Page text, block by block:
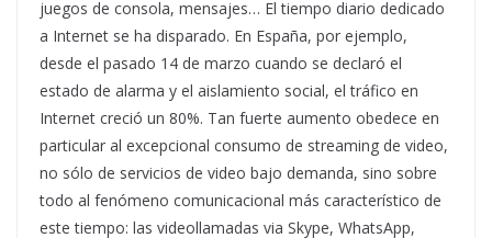
juegos de consola, mensajes… El tiempo diario dedicado
a Internet se ha disparado. En España, por ejemplo,
desde el pasado 14 de marzo cuando se declaró el
estado de alarma y el aislamiento social, el tráfico en
Internet creció un 80%. Tan fuerte aumento obedece en
particular al excepcional consumo de streaming de video,
no sólo de servicios de video bajo demanda, sino sobre
todo al fenómeno comunicacional más característico de
este tiempo: las videollamadas via Skype, WhatsApp,